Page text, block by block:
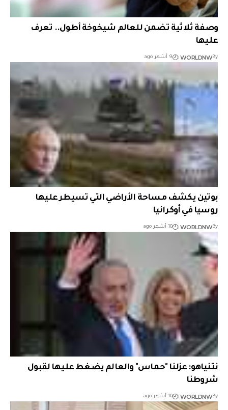
وصفة ثلاثية تضمن للعالم شيخوخة أطول.. تعرف
عليها
By
WORLDNW 9 أشهر ago
بوتين يكشف مساحة الأراضي التي تسيطر عليها
روسيا في أوكرانيا
By
WORLDNW 10 أشهر ago
نتنياهو: عزلنا "حماس" والعالم يضغط عليها لقبول
شروطنا
By
WORLDNW 10 أشهر ago